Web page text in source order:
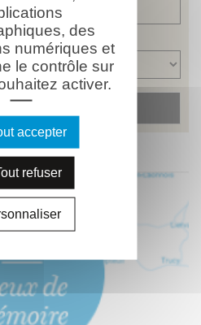
des
numériques et
le contrôle sur
activer.
accepter
refuser